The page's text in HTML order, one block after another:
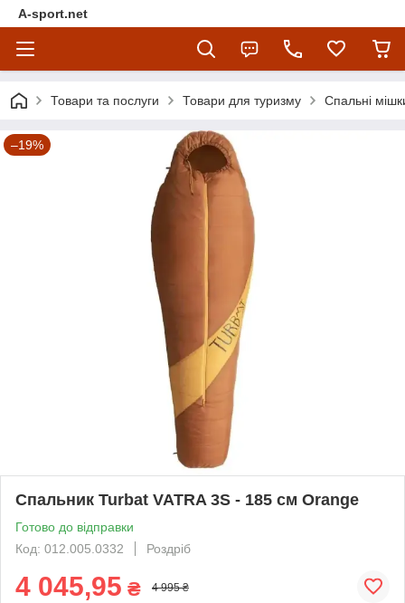
A-sport.net
Товари та послуги Товари для туризму Спальні
–19%
Спальник Turbat VATRA 3S - 185 см Orange
Готово до відправки
Код: 012.005.0332
Роздріб
4 045,95 ₴ 4 995 ₴